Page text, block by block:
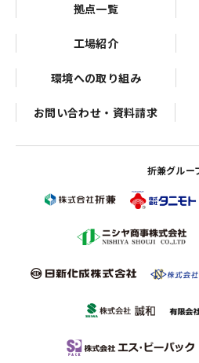
拠点一覧
工場紹介
環境への取り組み
お問い合わせ・資料請求
折兼グルー